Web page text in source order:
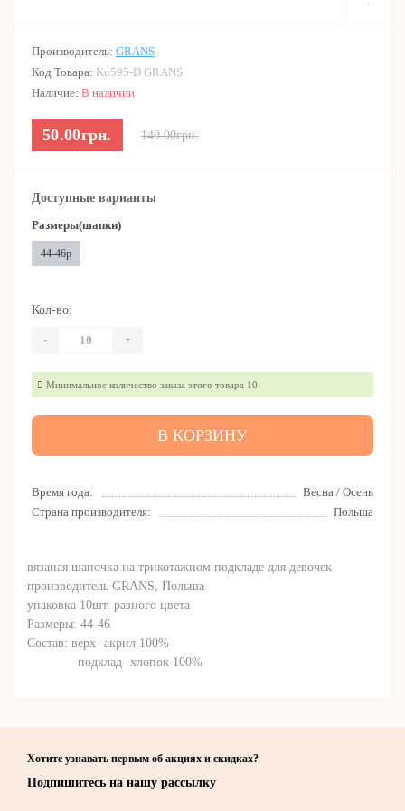
Производитель: GRANS
Код Товара: Ku595-D GRANS
Наличие: В наличии
50.00грн. 140.00грн.
Время года:
Весна / Осень
Страна производителя:
Польша
вязаная шапочка на трикотажном подкладе для девочек
производитель GRANS, Польша
упаковка 10шт. разного цвета
Размеры: 44-46
Состав: верх- акрил 100%
подклад- хлопок 100%
Доступные варианты
Размеры(шапки)
44-46р
Кол-во:
- +
Минимальное количество заказа этого товара 10
В КОРЗИНУ
Хотите узнавать первым об акциях и скидках?
Подпишитесь на нашу рассылку